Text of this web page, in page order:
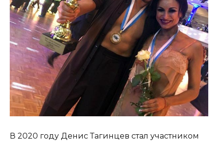
В 2020 году Денис Тагинцев стал участником